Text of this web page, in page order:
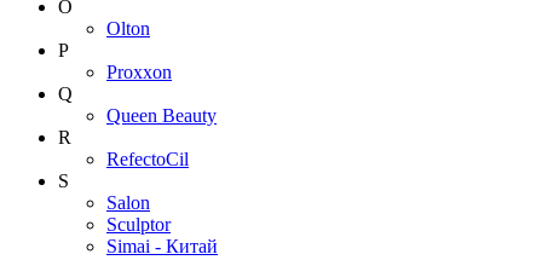
O
Olton
P
Proxxon
Q
Queen Beauty
R
RefectoCil
S
Salon
Sculptor
Simai - Китай